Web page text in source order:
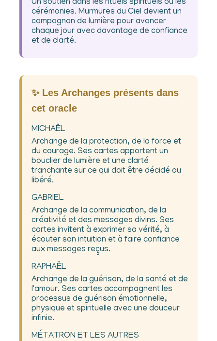
Un soutien dans les rituels spirituels ou les
cérémonies. Murmures du Ciel devient un
compagnon de lumière pour avancer
chaque jour avec davantage de confiance
et de clarté.
✨ Les Archanges présents dans
cet oracle
MICHAËL
Archange de la protection, de la force et
du courage. Ses cartes apportent un
bouclier de lumière et une clarté
tranchante sur ce qui doit être décidé ou
libéré.
GABRIEL
Archange de la communication, de la
créativité et des messages divins. Ses
cartes invitent à exprimer sa vérité, à
écouter son intuition et à faire confiance
aux messages reçus.
RAPHAËL
Archange de la guérison, de la santé et de
l'amour. Ses cartes accompagnent les
processus de guérison émotionnelle,
physique et spirituelle avec une douceur
infinie.
MÉTATRON ET LES AUTRES